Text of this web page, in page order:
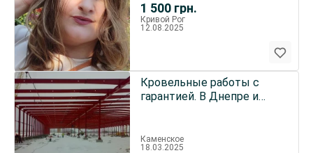
1 500 грн.
Кривой Рог
12.08.2025
Кровельные работы с
гарантией. В Днепре и
Каменское
18.03.2025